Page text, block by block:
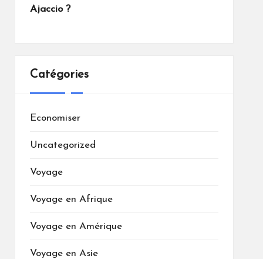
Ajaccio ?
Catégories
Economiser
Uncategorized
Voyage
Voyage en Afrique
Voyage en Amérique
Voyage en Asie